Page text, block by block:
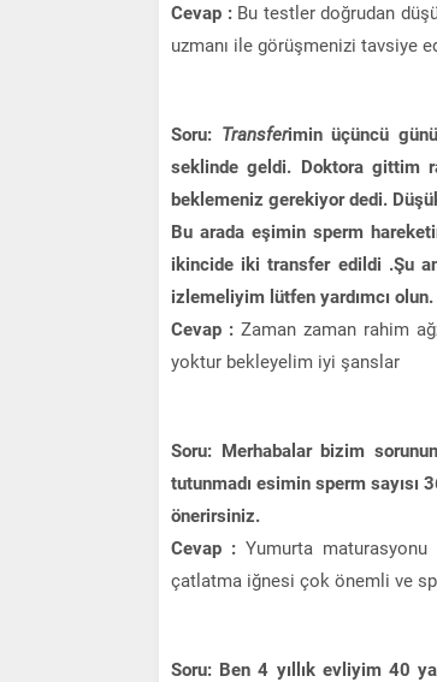
Cevap :Bu testler doğrudan
uzmanı ile görüşmenizi tavsiye
Soru: Transferimin üçüncü
seklinde geldi. Doktora gittim
beklemeniz gerekiyor dedi.
Bu arada eşimin sperm
ikincide iki transfer edildi .Şu
izlemeliyim lütfen yardımcı olun.
Cevap :Zaman zaman rahim
yoktur bekleyelim iyi şanslar
Soru: Merhabalar bizim
tutunmadı esimin sperm
önerirsiniz.
Cevap : Yumurta
çatlatma iğnesi çok önemli ve
Soru: Ben 4 yıllık evliyim 40